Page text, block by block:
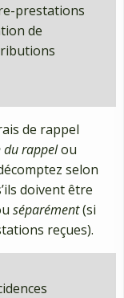
prestations
de
de rappel
du rappelou
selon
doivent être
séparément(si
reçues).